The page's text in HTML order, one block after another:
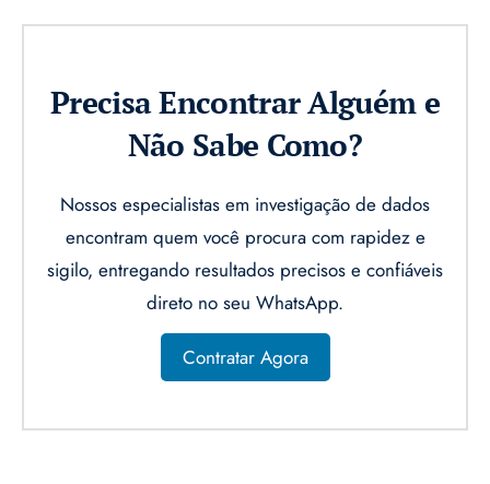
Precisa Encontrar Alguém e
Não Sabe Como?
Nossos especialistas em investigação de dados
encontram quem você procura com rapidez e
sigilo, entregando resultados precisos e confiáveis
direto no seu WhatsApp.
Contratar Agora